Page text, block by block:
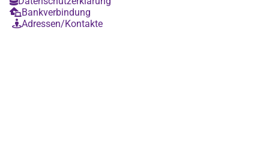
Bankverbindung
Adressen/Kontakte